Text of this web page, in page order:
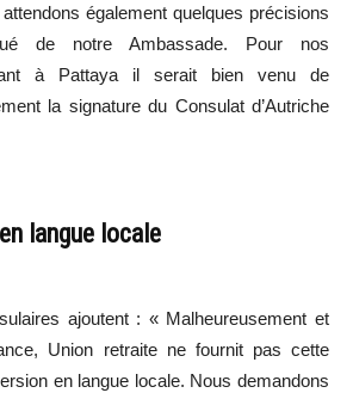
également quelques précisions
de notre Ambassade. Pour nos
à Pattaya il serait bien venu de
la signature du Consulat d’Autriche
langue locale
ajoutent : « Malheureusement et
Union retraite ne fournit pas cette
en langue locale. Nous demandons